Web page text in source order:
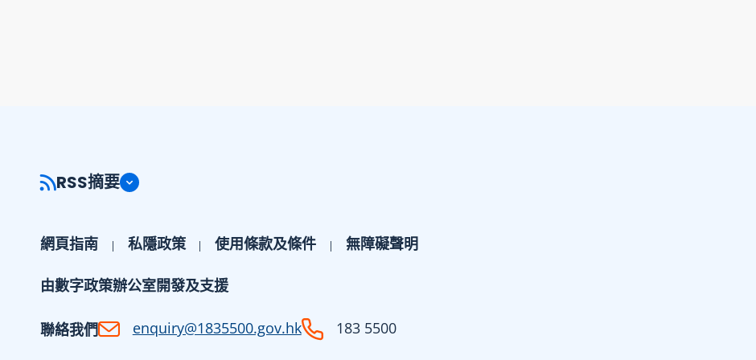
RSS摘要
網頁指南 私隱政策 使用條款及條件 無障礙聲明
由數字政策辦公室開發及支援
聯絡我們 enquiry@1835500.gov.hk 183 5500